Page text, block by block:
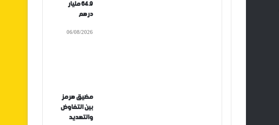
64.9 مليار
درهم
06/08/2026
مضيق هرمز
بين التفاوض
والتهديد